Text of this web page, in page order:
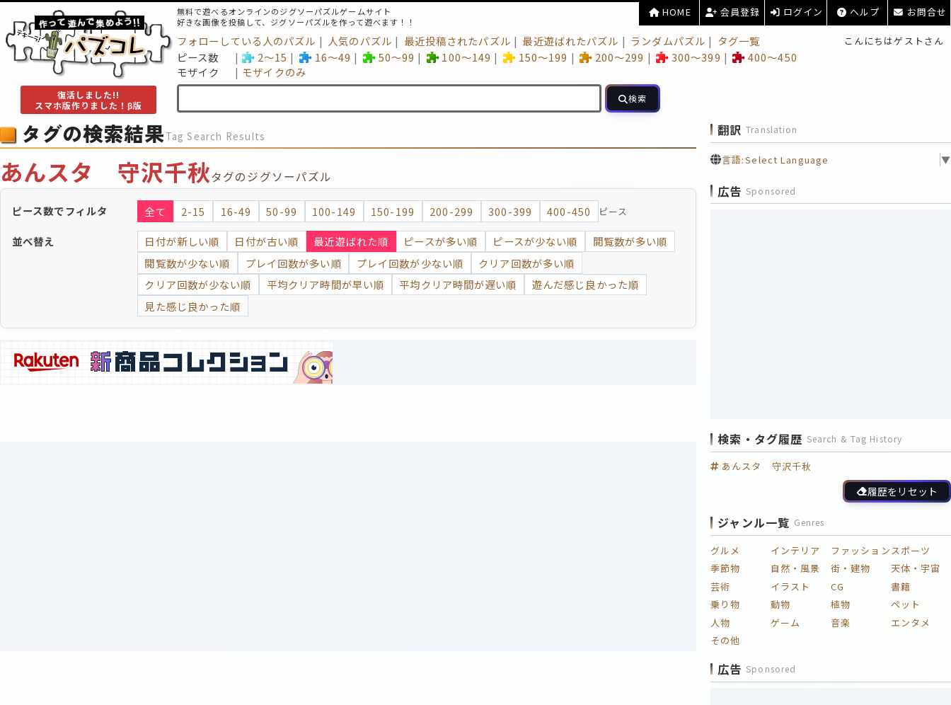
復活しました!!
スマホ版作りました！β版
検索
無料で遊べるオンラインのジグソーパズルゲームサイト
好きな画像を投稿して、ジグソーパズルを作って遊べます！！
HOME 会員登録 ログイン ヘルプ お問合せ
こんにちはゲストさん
フォローしている人のパズル 人気のパズル 最近投稿されたパズル 最近遊ばれたパズル ランダムパズル
タグ一覧
ピース数
2～15 16～49 50～99 100～149 150～199 200～299 300～399
400～450
モザイク
モザイクのみ
タグの検索結果Tag Search Results
あんスタ 守沢千秋タグのジグソーパズル
ピース数でフィルタ 全て 2-15 16-49 50-99 100-149 150-199 200-299 300-399 400-450 ピース
並べ替え 日付が新しい順 日付が古い順 最近遊ばれた順 ピースが多い順 ピースが少ない順
閲覧数が多い順
閲覧数が少ない順
プレイ回数が多い順 プレイ回数が少ない順
クリア回数が多い順
クリア回数が少ない順
平均クリア時間が早い順 平均クリア時間が遅い順
遊んだ感じ良かった順
見た感じ良かった順
翻訳 Translation
言語:Select Language ▼
広告 Sponsored
検索・タグ履歴 Search & Tag History
あんスタ 守沢千秋
履歴をリセット
ジャンル一覧 Genres
グルメ インテリア ファッションスポーツ
季節物
自然・風景 街・建物
天体・宇宙
芸術
イラスト CG
書籍
乗り物
動物 植物
ペット
人物
ゲーム 音楽
エンタメ
その他
広告 Sponsored